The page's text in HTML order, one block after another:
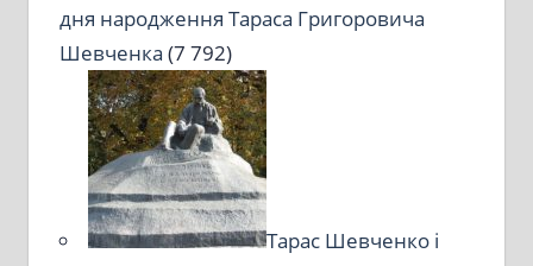
дня народження Тараса Григоровича
Шевченка (7 792)
Тарас Шевченко і